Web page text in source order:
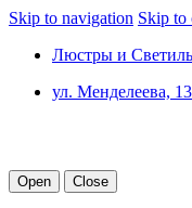
Skip to navigation Skip to
Люстры и
ул. Менделеева,
Open Close